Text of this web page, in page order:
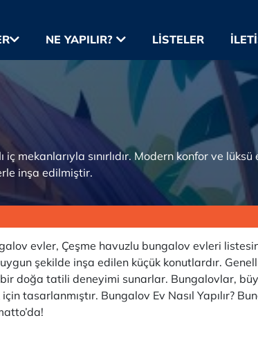
NE YAPILIR? LISTELER
mekanlarıyla sınırlıdır. Modern konfor ve
inşa edilmiştir.
evler, Çeşme havuzlu bungalov evleri
şekilde inşa edilen küçük konutlardır.
doğa tatili deneyimi sunarlar. Bungalovlar,
tasarlanmıştır. Bungalov Ev Nasıl Yapılır?